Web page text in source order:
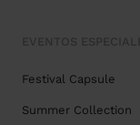
Festival Capsule
Summer Collection